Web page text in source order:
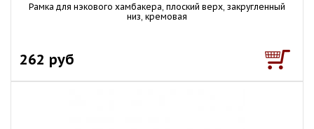
Рамка для нэкового хамбакера, плоский верх, закругленный
низ, кремовая
262 руб